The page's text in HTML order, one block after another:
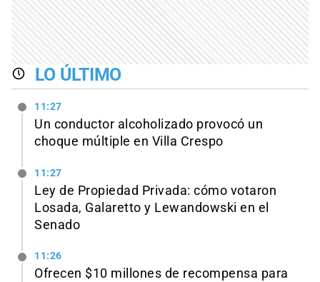
LO ÚLTIMO
11:27
Un conductor alcoholizado provocó un
choque múltiple en Villa Crespo
11:27
Ley de Propiedad Privada: cómo votaron
Losada, Galaretto y Lewandowski en el
Senado
11:26
Ofrecen $10 millones de recompensa para